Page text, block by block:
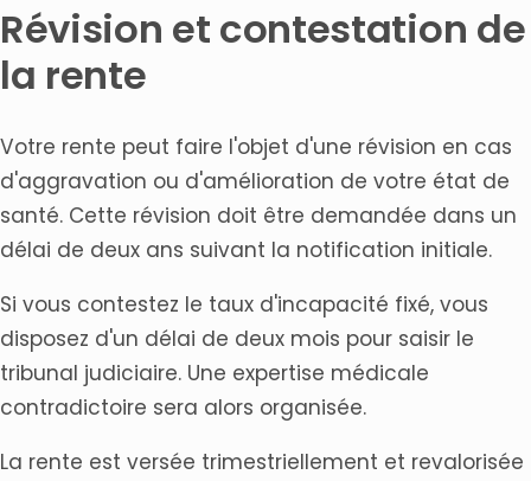
Révision et contestation de
la rente
Votre rente peut faire l'objet d'une révision en cas
d'aggravation ou d'amélioration de votre état de
santé. Cette révision doit être demandée dans un
délai de deux ans suivant la notification initiale.
Si vous contestez le taux d'incapacité fixé, vous
disposez d'un délai de deux mois pour saisir le
tribunal judiciaire. Une expertise médicale
contradictoire sera alors organisée.
La rente est versée trimestriellement et revalorisée